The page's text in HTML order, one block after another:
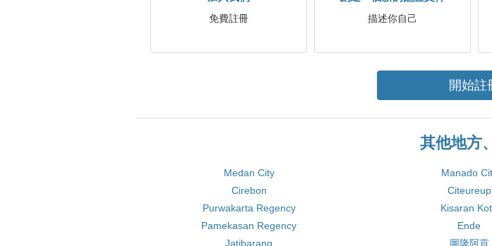
免費註冊 描述你自己
開始註
其他地方
Medan City Manado
Cirebon
Citeureup
Purwakarta Regency
Kisaran
Pamekasan Regency
Ende
Jatibarang
圖隆阿貢